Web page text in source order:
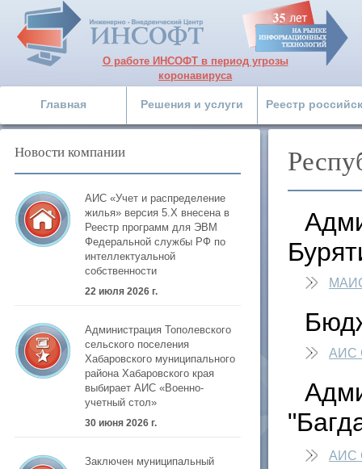
О работе ИНСОФТ в период угрозы
коронавируса
Главная Решения и услуги Реестр
Новости компании
АИС «Учет и распределение
жилья» версия 5.Х внесена в
Реестр программ для ЭВМ
Федеральной службы РФ по
интеллектуальной
собственности
22 июля 2026 г.
Администрация Тополевского
сельского поселения
Хабаровского муниципального
района Хабаровского края
выбирает АИС «Военно-
учетный стол»
30 июня 2026 г.
Заключен муниципальный
АИС
АИС